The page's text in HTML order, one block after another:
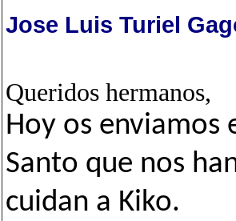
Jose Luis Turiel
Queridos hermanos,
Hoy os enviamos
Santo que nos
cuidan a Kiko.